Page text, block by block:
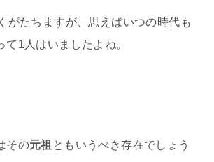
がたちますが、思えばいつの時代も
て 1 人はいましたよね。
その元祖 ともいうべき存在でしょう